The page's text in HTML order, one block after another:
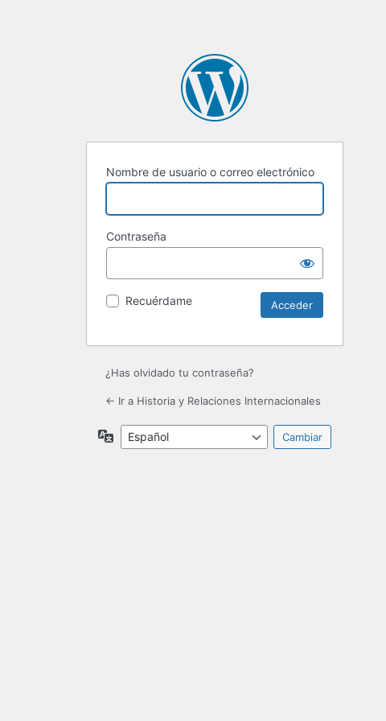
Nombre de usuario o correo electrónico
Contraseña
Recuérdame
¿Has olvidado tu contraseña?
← Ir a Historia y Relaciones Internacionales
Idioma